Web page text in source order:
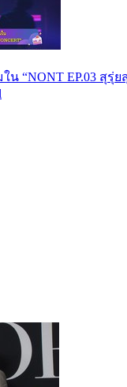
“NONT EP.03 สุรุ่ย